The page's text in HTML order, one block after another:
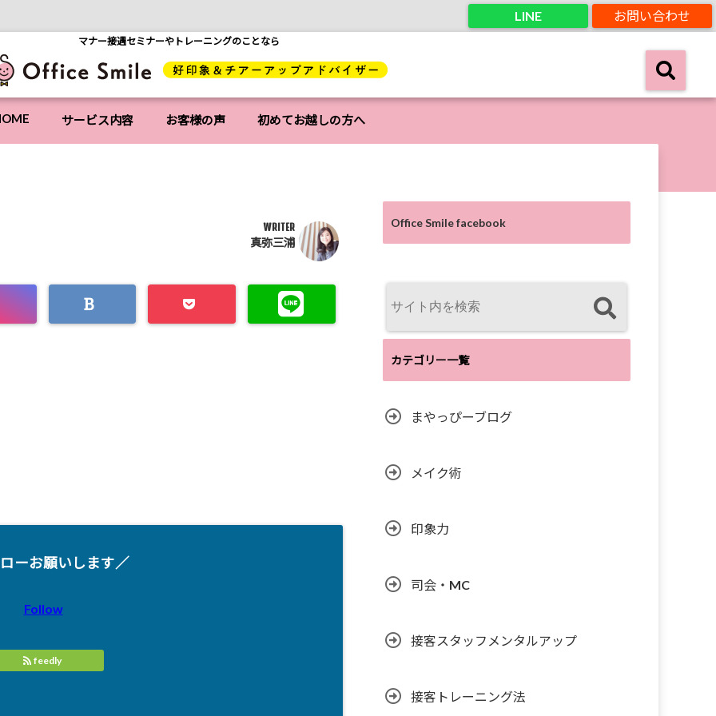
お問い合わせ
LINE
マナー接遇セミナーやトレーニングのことなら
サービス内容 お客様の声 初めてお越しの方へ
WRITER
真弥三浦
ーお願いします／
Follow
feedly
Office Smile facebook
カテゴリー一覧
まやっぴーブログ
メイク術
印象力
司会・MC
接客スタッフメンタルアップ
接客トレーニング法